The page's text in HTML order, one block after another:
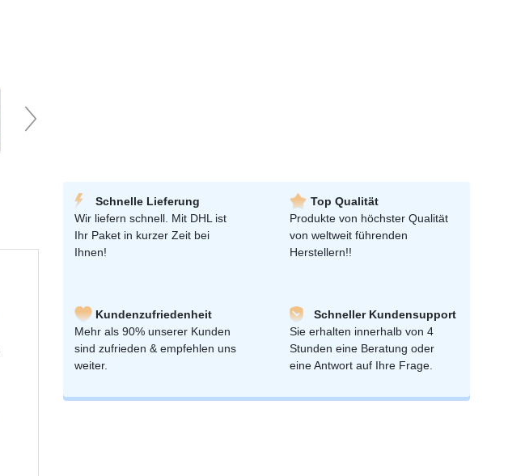
Schnelle Lieferung
Wir liefern schnell. Mit DHL ist
Ihr Paket in kurzer Zeit bei
Ihnen!
Top Qualität
Produkte von höchster Qualität
von weltweit führenden
Herstellern!!
Kundenzufriedenheit
Mehr als 90% unserer Kunden
sind zufrieden & empfehlen uns
weiter.
Schneller Kundensupport
Sie erhalten innerhalb von 4
Stunden eine Beratung oder
eine Antwort auf Ihre Frage.